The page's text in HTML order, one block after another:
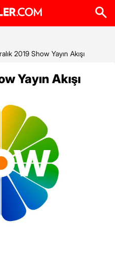
2019 Show Yayın Akışı
Yayın Akışı